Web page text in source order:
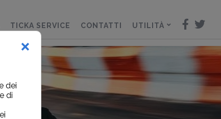
TICKA SERVICE CONTATTI UTILITÀ